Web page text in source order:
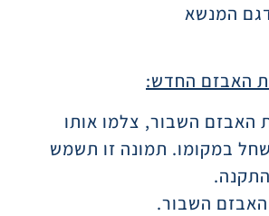
המנשא
האבזם החדש:
האבזם השבור, צלמו אותו
במקומו. תמונה זו תשמש
השבור.